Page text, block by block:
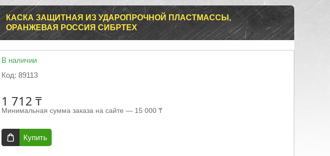
КАСКА ЗАЩИТНАЯ ИЗ УДАРОПРОЧНОЙ ПЛАСТМАССЫ,
ОРАНЖЕВАЯ РОССИЯ СИБРТЕХ
В наличии
Код: 89113
1 712 ₸
Минимальная сумма заказа на сайте — 15 000 ₸
Купить